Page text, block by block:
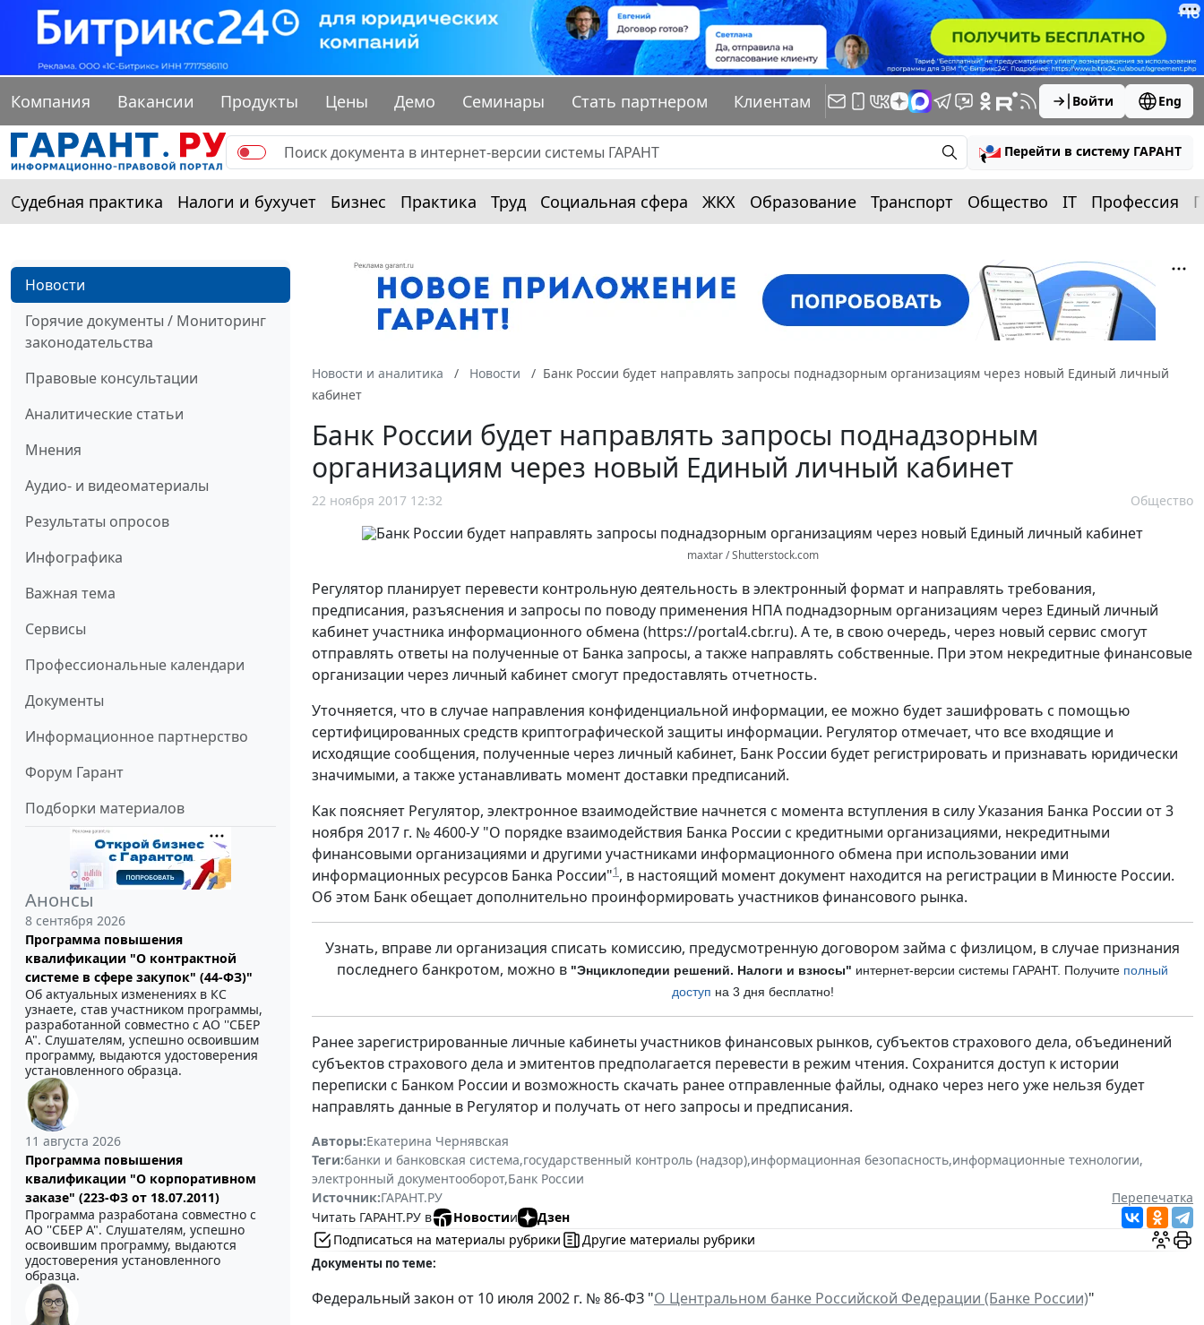
Компания Вакансии Продукты Цены Демо Семинары Стать партнером Клиентам Войти Eng
Перейти в систему ГАРАНТ
Судебная практика Налоги и бухучет Бизнес Практика Труд Социальная сфера ЖКХ Образование Транспорт Общество IT Профессия
Новости
Горячие документы / Мониторинг
законодательства
Правовые консультации
Аналитические статьи
Мнения
Аудио- и видеоматериалы
Результаты опросов
Инфографика
Важная тема
Сервисы
Профессиональные календари
Документы
Информационное партнерство
Форум Гарант
Подборки материалов
Анонсы
8 сентября 2026
Программа повышения
квалификации "О контрактной
системе в сфере закупок" (44-ФЗ)"
Об актуальных изменениях в КС
узнаете, став участником программы,
разработанной совместно с АО ''СБЕР
А". Слушателям, успешно освоившим
программу, выдаются удостоверения
установленного образца.
11 августа 2026
Программа повышения
квалификации "О корпоративном
заказе" (223-ФЗ от 18.07.2011)
Программа разработана совместно с
АО ''СБЕР А". Слушателям, успешно
освоившим программу, выдаются
удостоверения установленного
образца.
Новости и аналитика Новости
Банк России будет направлять запросы поднадзорным организациям через новый Единый личный
кабинет
Банк России будет направлять запросы поднадзорным
организациям через новый Единый личный кабинет
22 ноября 2017 12:32 Общество
maxtar / Shutterstock.com
Регулятор планирует перевести контрольную деятельность в электронный формат и направлять требования,
предписания, разъяснения и запросы по поводу применения НПА поднадзорным организациям через Единый личный
кабинет участника информационного обмена (https://portal4.cbr.ru). А те, в свою очередь, через новый сервис смогут
отправлять ответы на полученные от Банка запросы, а также направлять собственные. При этом некредитные финансовые
организации через личный кабинет смогут предоставлять отчетность.
Уточняется, что в случае направления конфиденциальной информации, ее можно будет зашифровать с помощью
сертифицированных средств криптографической защиты информации. Регулятор отмечает, что все входящие и
исходящие сообщения, полученные через личный кабинет, Банк России будет регистрировать и признавать юридически
значимыми, а также устанавливать момент доставки предписаний.
Как поясняет Регулятор, электронное взаимодействие начнется с момента вступления в силу Указания Банка России от 3
ноября 2017 г. № 4600-У "О порядке взаимодействия Банка России с кредитными организациями, некредитными
финансовыми организациями и другими участниками информационного обмена при использовании ими
информационных ресурсов Банка России"1, в настоящий момент документ находится на регистрации в Минюсте России.
Об этом Банк обещает дополнительно проинформировать участников финансового рынка.
Узнать, вправе ли организация списать комиссию, предусмотренную договором займа с физлицом, в случае признания
последнего банкротом, можно в "Энциклопедии решений. Налоги и взносы" интернет-версии системы ГАРАНТ. Получите полный
доступ на 3 дня бесплатно!
Ранее зарегистрированные личные кабинеты участников финансовых рынков, субъектов страхового дела, объединений
субъектов страхового дела и эмитентов предполагается перевести в режим чтения. Сохранится доступ к истории
переписки с Банком России и возможность скачать ранее отправленные файлы, однако через него уже нельзя будет
направлять данные в Регулятор и получать от него запросы и предписания.
Авторы:Екатерина Чернявская
Теги:банки и банковская система,государственный контроль (надзор),информационная безопасность,информационные технологии,
электронный документооборот,Банк России
Источник:ГАРАНТ.РУ
Перепечатка
Читать ГАРАНТ.РУ в
Новостии
Дзен
Подписаться на материалы рубрики
Другие материалы рубрики
Документы по теме:
Федеральный закон от 10 июля 2002 г. № 86-ФЗ "О Центральном банке Российской Федерации (Банке России)"